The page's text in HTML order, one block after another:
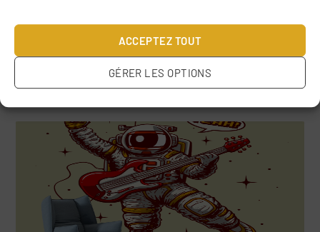
ACCEPTEZ TOUT
GÉRER LES OPTIONS
Papier peint Cosmonaute parmi les
Papier peint Petit astronaute